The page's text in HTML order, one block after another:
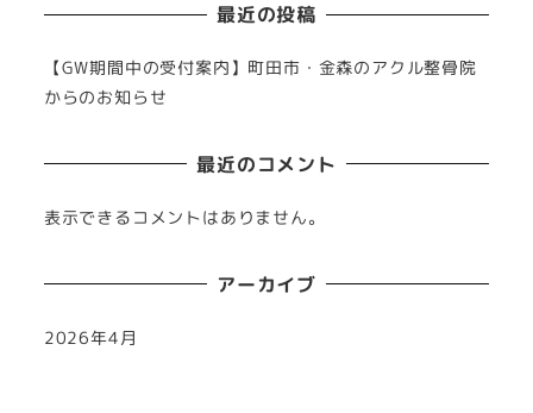
最近の投稿
【GW期間中の受付案内】町田市・金森のアクル整骨院
からのお知らせ
最近のコメント
表示できるコメントはありません。
アーカイブ
2026年4月